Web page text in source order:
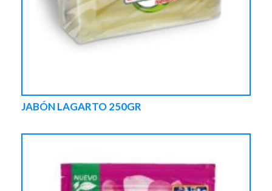
JABÓN LAGARTO 250GR